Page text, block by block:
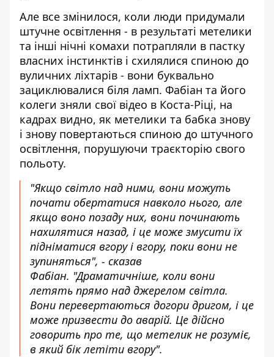
Але все змінилося, коли люди придумали
штучне освітлення - в результаті метелики
та інші нічні комахи потрапляли в пастку
власних інстинктів і схилялися спиною до
вуличних ліхтарів - вони буквально
зациклювалися біля ламп. Фабіан та його
колеги зняли свої відео в Коста-Ріці, на
кадрах видно, як метелики та бабка знову
і знову повертаються спиною до штучного
освітлення, порушуючи траєкторію свого
польоту.
"Якщо світло над ними, вони можуть
почати обертатися навколо нього, але
якщо воно позаду них, вони починають
нахилятися назад, і це може змусити їх
підніматися вгору і вгору, поки вони не
зупиняться", - сказав
Фабіан. "Драматичніше, коли вони
летять прямо над джерелом світла.
Вони перевертаються догори дригом, і це
може призвести до аварій. Це дійсно
говорить про те, що метелик не розуміє,
в який бік летіти вгору".